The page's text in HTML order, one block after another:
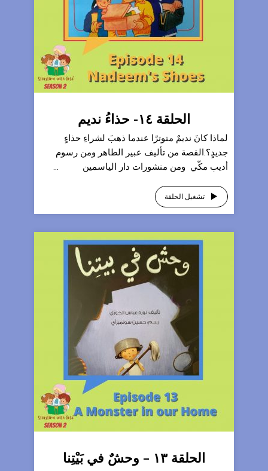
الحلقة ١٤- حذاءُ نديم
لماذا كانَ نديمٌ متوترًا عندما ذهبَ لشراءِ حذاءٍ
جديدٍ؟‎.القصة من تأليف عبير الطاهر ومن رسوم
أديب مكّي ‎ومن منشورات دار الياسمين ...
تشغيل الحلقة
الحلقة ١٣ – وحشٌ في بَيْتِنا